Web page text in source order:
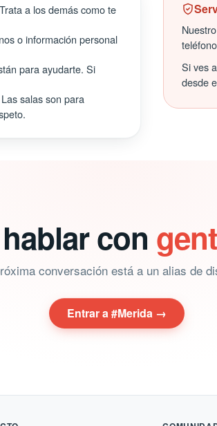
a los demás como te
o información personal
para ayudarte. Si
Las salas son para
Si ves
desde
con
conversación está a un alias de
Entrar a #Merida →